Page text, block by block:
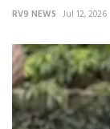
RV9 NEWS Jul 12, 2026